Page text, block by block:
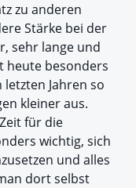
zu anderen
Stärke bei der
sehr lange und
heute besonders
Jahren so
kleiner aus.
für die
wichtig, sich
und alles
dort selbst